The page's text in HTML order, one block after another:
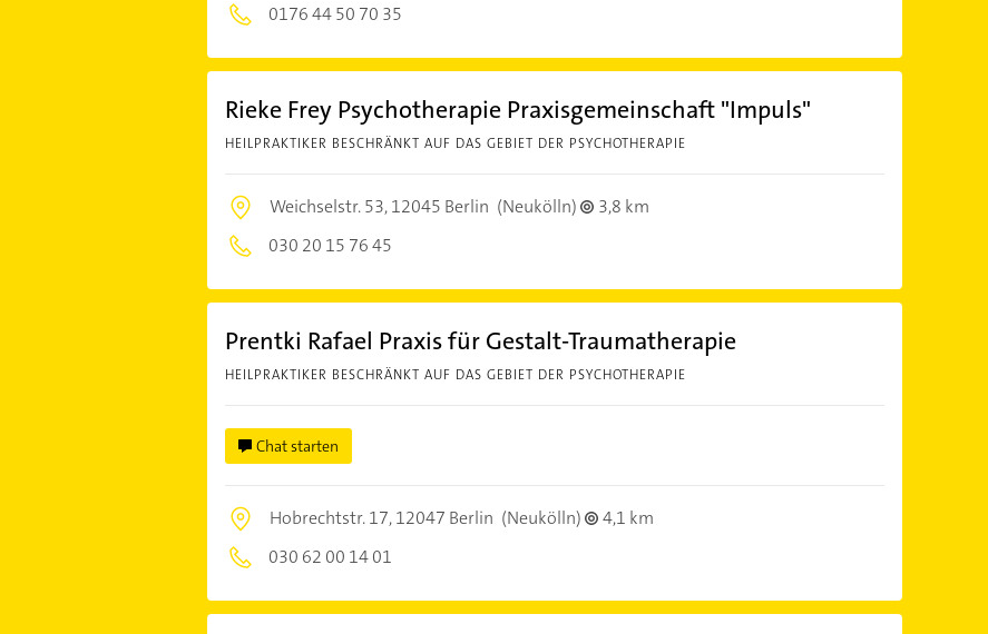
0176 44 50 70 35
Rieke Frey Psychotherapie Praxisgemeinschaft "Impuls"
HEILPRAKTIKER BESCHRÄNKT AUF DAS GEBIET DER PSYCHOTHERAPIE
Weichselstr. 53,12045 Berlin (Neukölln)
3,8 km
030 20 15 76 45
Prentki Rafael Praxis für Gestalt-Traumatherapie
HEILPRAKTIKER BESCHRÄNKT AUF DAS GEBIET DER PSYCHOTHERAPIE
Chat starten
Hobrechtstr. 17,12047 Berlin (Neukölln)
4,1 km
030 62 00 14 01